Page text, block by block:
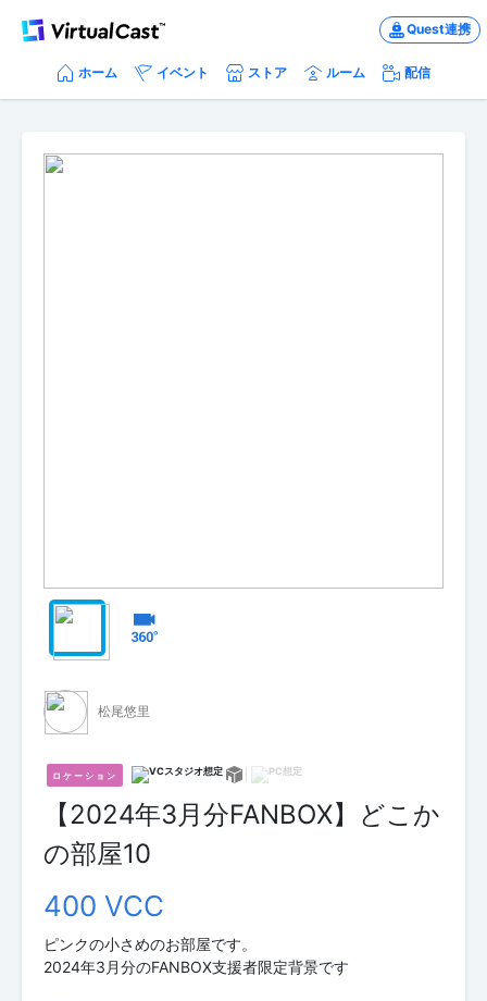
Quest連携
ホーム イベント ストア ルーム 配信
松尾悠里
ロケーション
【2024年3月分FANBOX】どこか
の部屋10
400 VCC
ピンクの小さめのお部屋です。
2024年3月分のFANBOX支援者限定背景です